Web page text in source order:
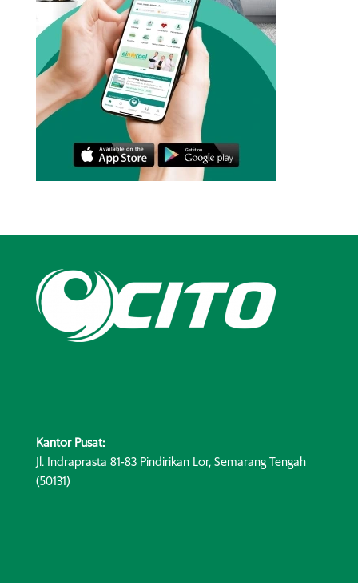
Kantor Pusat:
Jl. Indraprasta 81-83 Pindirikan Lor, Semarang Tengah
(50131)